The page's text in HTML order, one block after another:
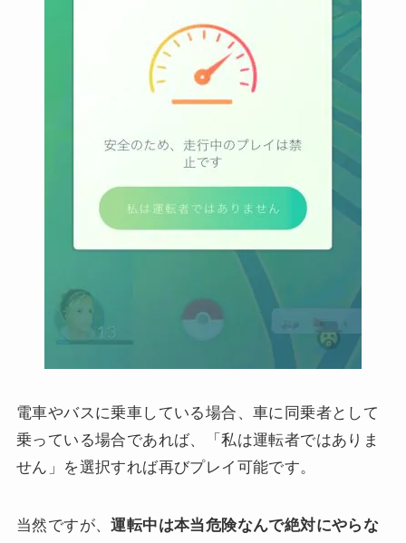
電車やバスに乗車している場合、車に同乗者として
乗っている場合であれば、「私は運転者ではありま
せん」を選択すれば再びプレイ可能です。
当然ですが、運転中は本当危険なんで絶対にやらな